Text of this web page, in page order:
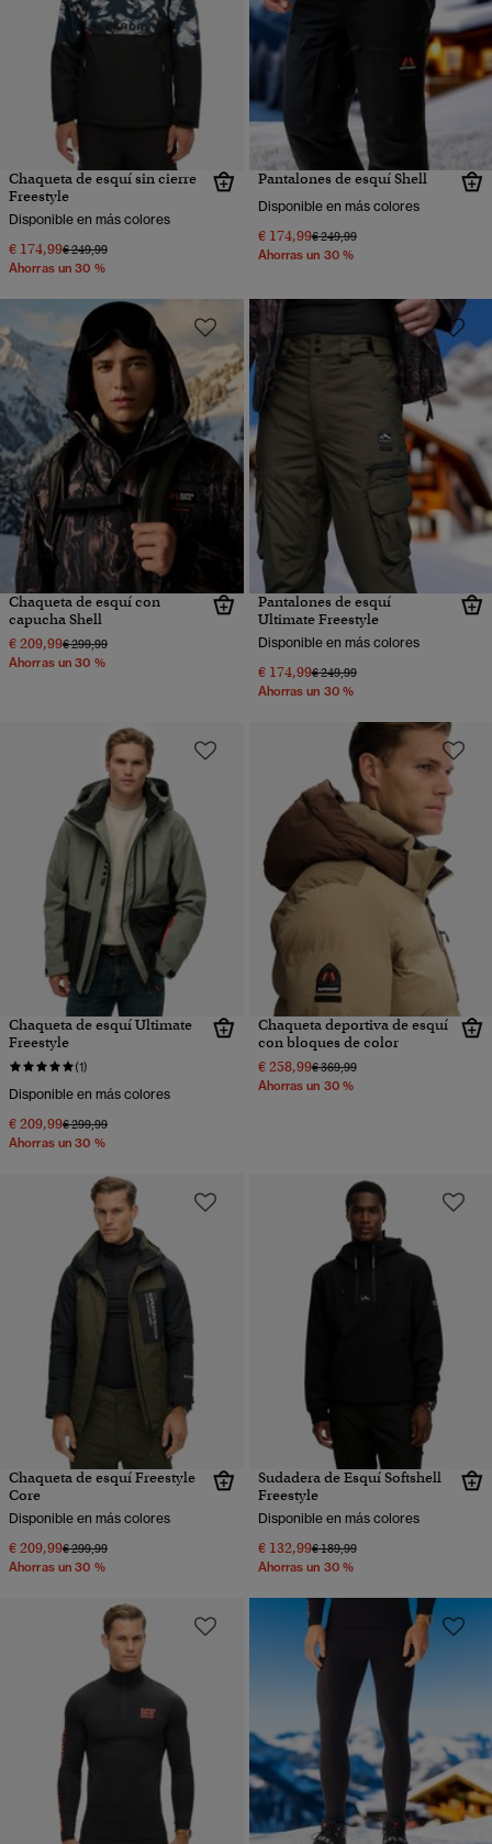
Chaqueta de esquí sin cierre
Freestyle
Disponible en más colores
€ 174,99Precio rebajado de
€ 249,99a
Ahorras un 30 %
Pantalones de esquí Shell
Disponible en más colores
€ 174,99Precio rebajado de
€ 249,99a
Ahorras un 30 %
Chaqueta de esquí con
capucha Shell
€ 209,99Precio rebajado de
€ 299,99a
Ahorras un 30 %
Pantalones de esquí
Ultimate Freestyle
Disponible en más colores
€ 174,99Precio rebajado de
€ 249,99a
Ahorras un 30 %
Chaqueta de esquí Ultimate
Freestyle
(1)
Disponible en más colores
€ 209,99Precio rebajado de
€ 299,99a
Ahorras un 30 %
Chaqueta deportiva de esquí
con bloques de color
€ 258,99Precio rebajado de
€ 369,99a
Ahorras un 30 %
Chaqueta de esquí Freestyle
Core
Disponible en más colores
€ 209,99Precio rebajado de
€ 299,99a
Ahorras un 30 %
Sudadera de Esquí Softshell
Freestyle
Disponible en más colores
€ 132,99Precio rebajado de
€ 189,99a
Ahorras un 30 %